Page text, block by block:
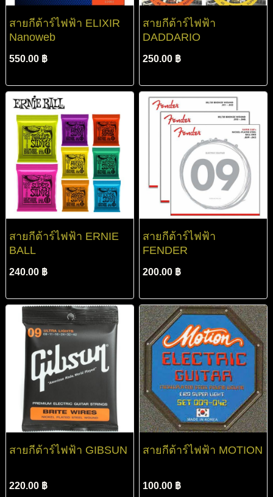
สายกีต้าร์ไฟฟ้า ELIXIR
Nanoweb
550.00 ฿
สายกีต้าร์ไฟฟ้า
DADDARIO
250.00 ฿
สายกีต้าร์ไฟฟ้า ERNIE
BALL
240.00 ฿
สายกีต้าร์ไฟฟ้า
FENDER
200.00 ฿
สายกีต้าร์ไฟฟ้า GIBSUN
220.00 ฿
สายกีต้าร์ไฟฟ้า MOTION
100.00 ฿